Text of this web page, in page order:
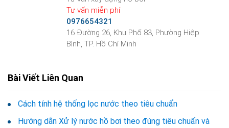
Tư vấn miễn phí
0976654321
16 Đường 26, Khu Phố 83, Phường Hiệp
Bình, TP. Hồ Chí Minh
Bài Viết Liên Quan
Cách tính hệ thống lọc nước theo tiêu chuẩn
Hướng dẫn Xử lý nước hồ bơi theo đúng tiêu chuẩn và